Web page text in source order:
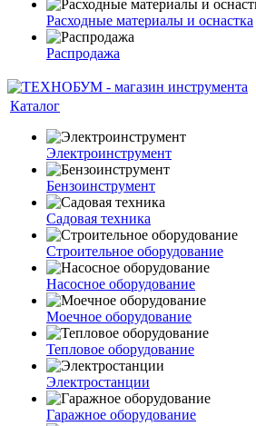
Расходные материалы и оснастка
Распродажа
Каталог
Электроинструмент
Бензоинструмент
Садовая техника
Строительное оборудование
Насосное оборудование
Моечное оборудование
Тепловое оборудование
Электростанции
Гаражное оборудование